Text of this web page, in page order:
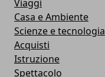
Viaggi
Casa e Ambiente
Scienze e tecnologia
Acquisti
Istruzione
Spettacolo